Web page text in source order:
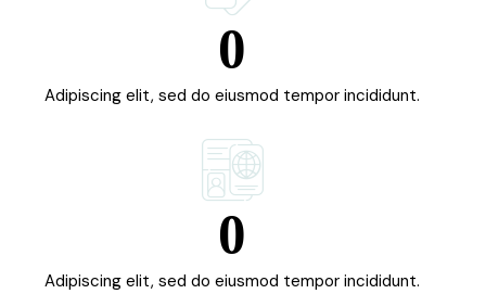
0
Adipiscing elit, sed do eiusmod tempor incididunt.
0
Adipiscing elit, sed do eiusmod tempor incididunt.